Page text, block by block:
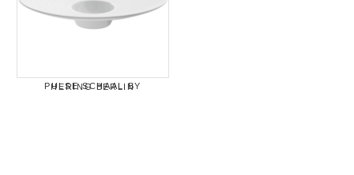
PULSE SCHAAL BY HERING BERLIN